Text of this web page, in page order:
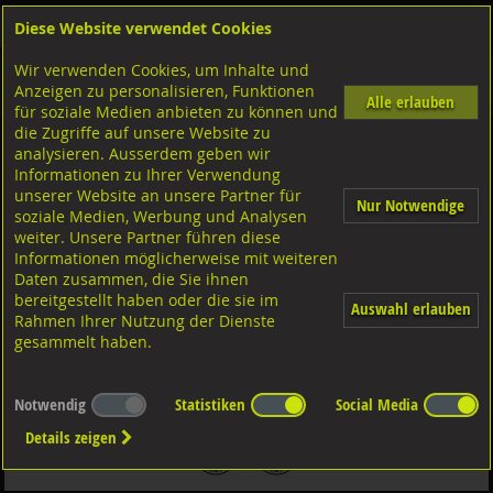
Shop Sicherungselemente Klemmscheiben-Sicherungsringe
Sicherungsringe für Bohrung
Stahl blank
Sicherungsringe für Bohrungen, DIN472 FST schwarz 25
Diese Website verwendet Cookies
Wir verwenden Cookies, um Inhalte und
Anzeigen zu personalisieren, Funktionen
für soziale Medien anbieten zu können und
die Zugriffe auf unsere Website zu
analysieren. Ausserdem geben wir
Informationen zu Ihrer Verwendung
unserer Website an unsere Partner für
soziale Medien, Werbung und Analysen
weiter. Unsere Partner führen diese
Informationen möglicherweise mit weiteren
Daten zusammen, die Sie ihnen
bereitgestellt haben oder die sie im
Rahmen Ihrer Nutzung der Dienste
gesammelt haben.
Alle erlauben
Nur Notwendige
Auswahl erlauben
Notwendig Statistiken
Social Media
Details zeigen